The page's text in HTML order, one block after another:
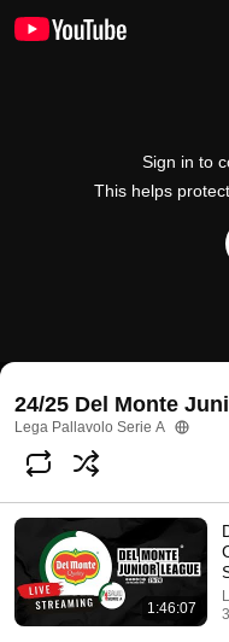
Sign in to
This helps
DelMonteJunior -
@legavolley 1 like 1.2K views
Subscribe
Comments
Comment...
24/25 Del Monte
Lega Pallavolo Serie A
1:46:07